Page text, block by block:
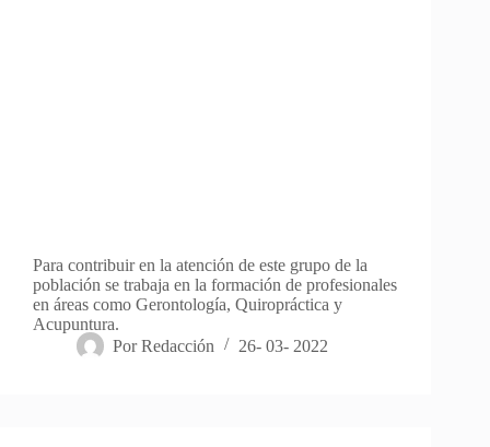
Para contribuir en la atención de este grupo de la
población se trabaja en la formación de profesionales
en áreas como Gerontología, Quiropráctica y
Acupuntura.
Por Redacción 26- 03- 2022